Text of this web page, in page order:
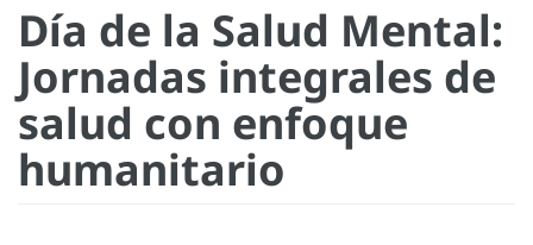
Día de la Salud Mental:
Jornadas integrales de
salud con enfoque
humanitario